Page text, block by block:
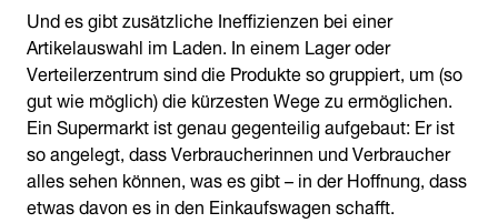
Und es gibt zusätzliche Ineffizienzen bei einer
Artikelauswahl im Laden. In einem Lager oder
Verteilerzentrum sind die Produkte so gruppiert, um (so
gut wie möglich) die kürzesten Wege zu ermöglichen.
Ein Supermarkt ist genau gegenteilig aufgebaut: Er ist
so angelegt, dass Verbraucherinnen und Verbraucher
alles sehen können, was es gibt – in der Hoffnung, dass
etwas davon es in den Einkaufswagen schafft.